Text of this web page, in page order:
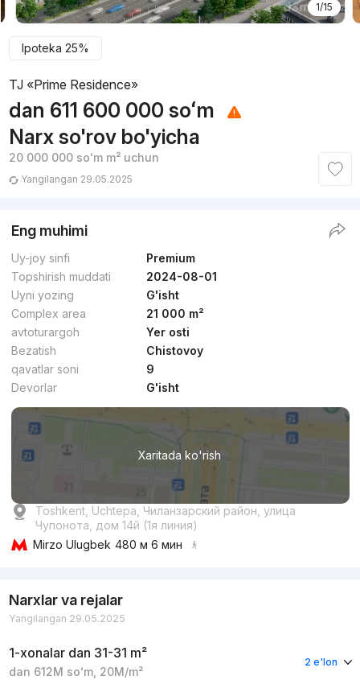
1/15
Ipoteka 25%
TJ «Prime Residence»
dan 611 600 000 soʻm
Narx so'rov bo'yicha
20 000 000 soʻmm² uchun
Yangilangan 29.05.2025
Eng muhimi
Uy-joy sinfi
Premium
Topshirish muddati
2024-08-01
Uyni yozing
G'isht
Complex area
21 000 m²
avtoturargoh
Yer osti
Bezatish
Chistovoy
qavatlar soni
9
Devorlar
G'isht
Xaritada ko'rish
Toshkent, Uchtepa, Чиланзарский район, улица
Чупонота, дом 14й (1я линия)
Mirzo Ulugbek 480 м 6 мин
Narxlar va rejalar
Yangilangan 29.05.2025
1-xonalar dan 31-31 m²
dan 612M soʻm, 20M/m²
2 e'lon